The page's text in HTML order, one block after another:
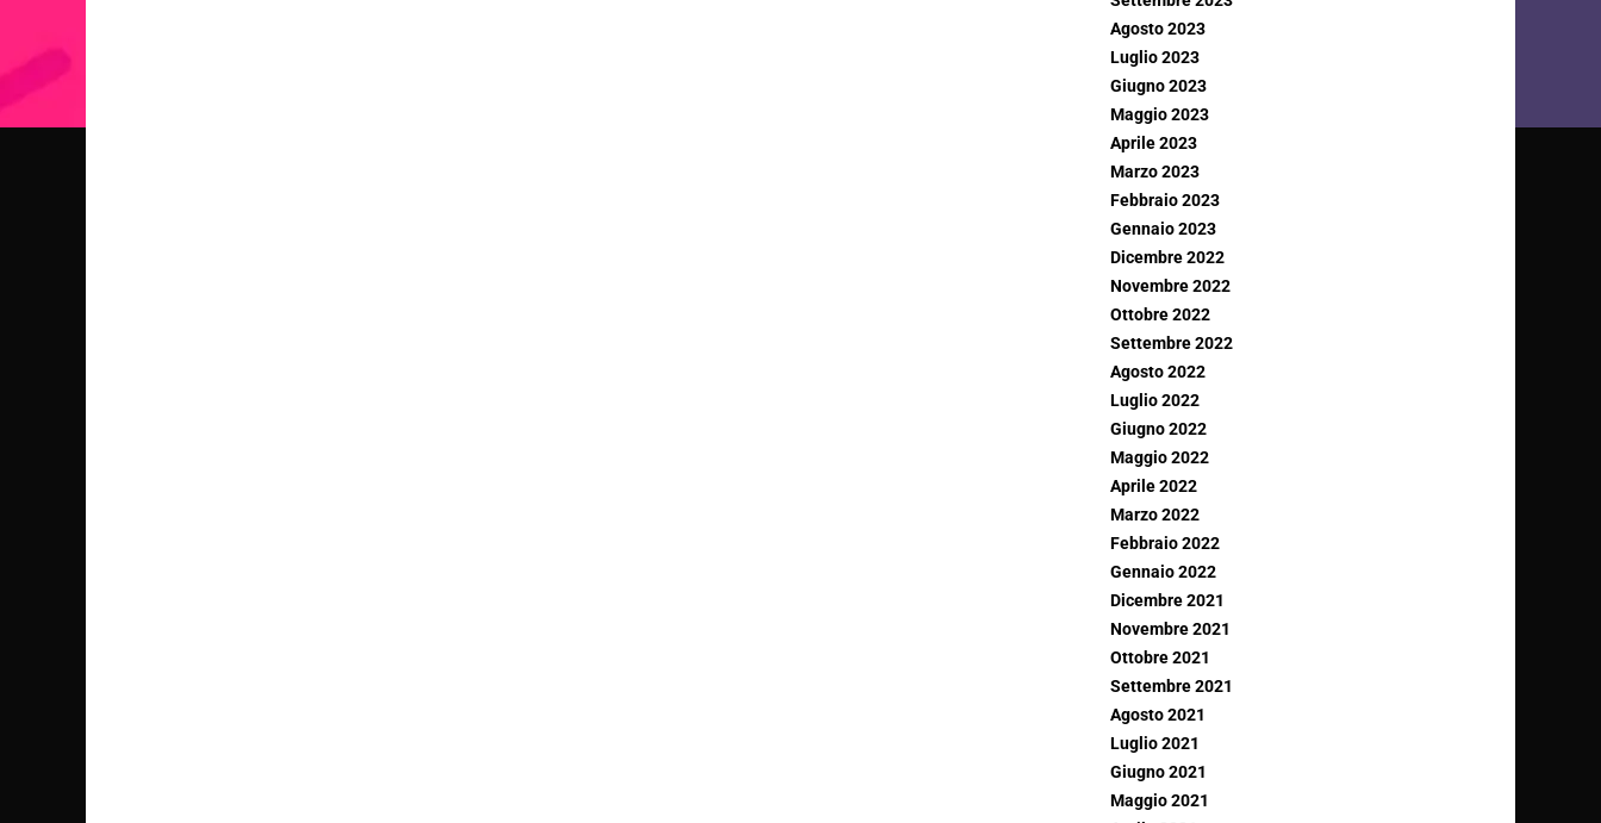
Agosto 2023
Luglio 2023
Giugno 2023
Maggio 2023
Aprile 2023
Marzo 2023
Febbraio 2023
Gennaio 2023
Dicembre 2022
Novembre 2022
Ottobre 2022
Settembre 2022
Agosto 2022
Luglio 2022
Giugno 2022
Maggio 2022
Aprile 2022
Marzo 2022
Febbraio 2022
Gennaio 2022
Dicembre 2021
Novembre 2021
Ottobre 2021
Settembre 2021
Agosto 2021
Luglio 2021
Giugno 2021
Maggio 2021